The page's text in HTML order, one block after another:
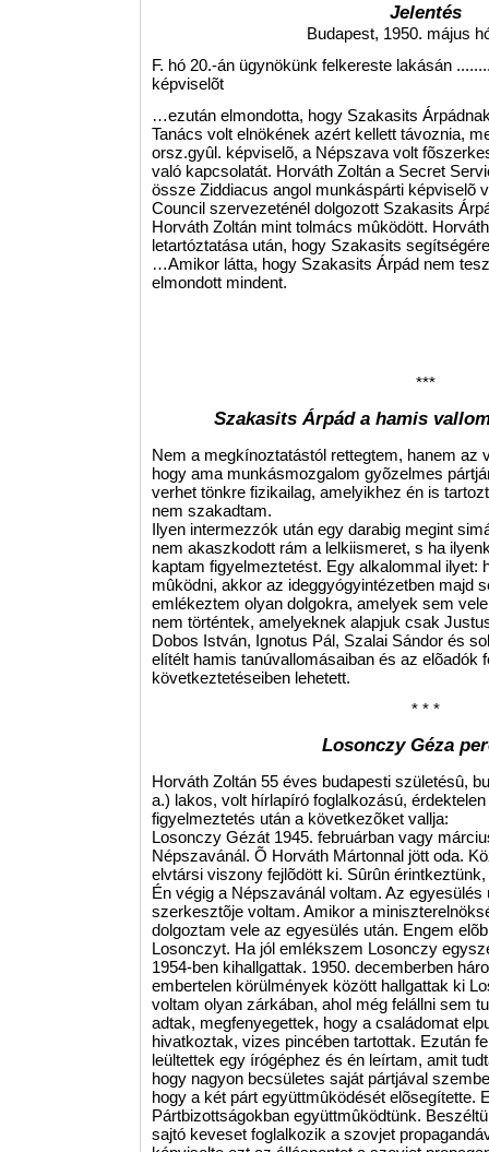
Jelentés
Budapest, 1950. május
F. hó 20.-án ügynökünk felkereste lakásán
képviselõt
…ezután elmondotta, hogy Szakasits
Tanács volt elnökének azért kellett távoznia,
orsz.gyûl. képviselõ, a Népszava volt
való kapcsolatát. Horváth Zoltán a Secret
össze Ziddiacus angol munkáspárti képviselõ
Council szervezeténél dolgozott Szakasits
Horváth Zoltán mint tolmács mûködött.
letartóztatása után, hogy Szakasits
…Amikor látta, hogy Szakasits Árpád nem
elmondott mindent.
***
Szakasits Árpád a hamis
Nem a megkínoztatástól rettegtem, hanem az
hogy ama munkásmozgalom gyõzelmes
verhet tönkre fizikailag, amelyikhez én is
nem szakadtam.
Ilyen intermezzók után egy darabig megint
nem akaszkodott rám a lelkiismeret, s ha
kaptam figyelmeztetést. Egy alkalommal ilyet:
mûködni, akkor az ideggyógyintézetben majd
emlékeztem olyan dolgokra, amelyek sem
nem történtek, amelyeknek alapjuk csak
Dobos István, Ignotus Pál, Szalai Sándor és
elítélt hamis tanúvallomásaiban és az elõadók
következtetéseiben lehetett.
* * *
Losonczy Géza
Horváth Zoltán 55 éves budapesti születésû,
a.) lakos, volt hírlapíró foglalkozású,
figyelmeztetés után a következõket vallja:
Losonczy Gézát 1945. februárban vagy
Népszavánál. Õ Horváth Mártonnal jött oda.
elvtársi viszony fejlõdött ki. Sûrûn
Én végig a Népszavánál voltam. Az egyesülés
szerkesztõje voltam. Amikor a
dolgoztam vele az egyesülés után. Engem
Losonczyt. Ha jól emlékszem Losonczy
1954-ben kihallgattak. 1950. decemberben
embertelen körülmények között hallgattak ki
voltam olyan zárkában, ahol még felállni sem
adtak, megfenyegettek, hogy a családomat
hivatkoztak, vizes pincében tartottak. Ezután
leültettek egy írógéphez és én leírtam, amit
hogy nagyon becsületes saját pártjával
hogy a két párt együttmûködését elõsegítette.
Pártbizottságokban együttmûködtünk.
sajtó keveset foglalkozik a szovjet